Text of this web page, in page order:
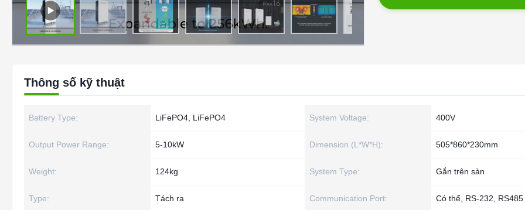
Thông số kỹ thuật
Battery Type: LiFePO4, LiFePO4 System Voltage: 400V
Output Power Range: 5-10kW Dimension (L*W*H): 505*860*230mm
Weight: 124kg System Type: Gắn trên sàn
Type: Tách ra Communication Port: Có thể, RS-232, RS485